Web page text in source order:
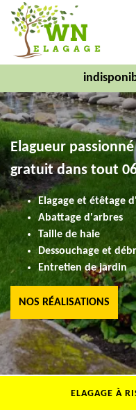
Elagueur
gratuit dans tout
Elagage et étêtage
Abattage d'arbres
Taille de haie
Dessouchage et
Entretien de jardin
NOS RÉALISATIONS
ELAGAGE À